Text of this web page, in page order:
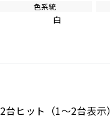
色系統
白
2台ヒット（1〜2台表示）